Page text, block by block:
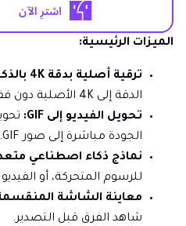
الميزات الرئيسية:
ترقية أصلية بدقة 4K بالذكاء الاصطناعي:
الدقة إلى 4K الأصلية دون فقدان الجودة.
تحويل الفيديو إلى GIF:
الجودة مباشرة إلى صور GIF.
نماذج ذكاء اصطناعي
للرسوم المتحركة، أو
معاينة الشاشة
شاهد الفرق قبل التصدير.